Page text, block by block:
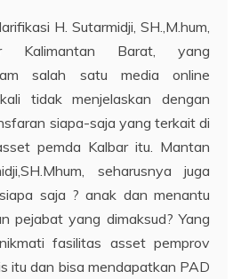
H. Sutarmidji, SH.,M.hum,
Kalimantan Barat, yang
salah satu media online
tidak menjelaskan dengan
siapa-saja yang terkait di
pemda Kalbar itu. Mantan
seharusnya juga
saja ? anak dan menantu
pejabat yang dimaksud? Yang
fasilitas asset pemprov
itu dan bisa mendapatkan PAD